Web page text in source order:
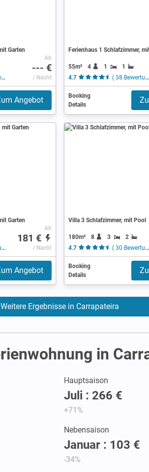
Garten
Ab
--- €
/ Nacht
Angebot
Ferienhaus 1 Schlafzimmer,
55m² 4 1
1
4.7
( 38 Bewertungen )
Booking
Details
Garten
Ab
181 €
/ Nacht
Angebot
Villa 3 Schlafzimmer, mit Pool
180m² 8 3
2
4.7
( 30 Bewertungen )
Booking
Details
Weitere Ergebnisse in Carrapateira
in
Hauptsaison
Juli : 266 €
+71%
Nebensaison
Januar : 103 €
-34%